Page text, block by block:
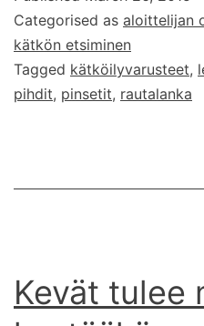
Categorised as aloittelijan
kätkön etsiminen
Tagged kätköilyvarusteet,
pihdit, pinsetit, rautalanka
Kevät tulee